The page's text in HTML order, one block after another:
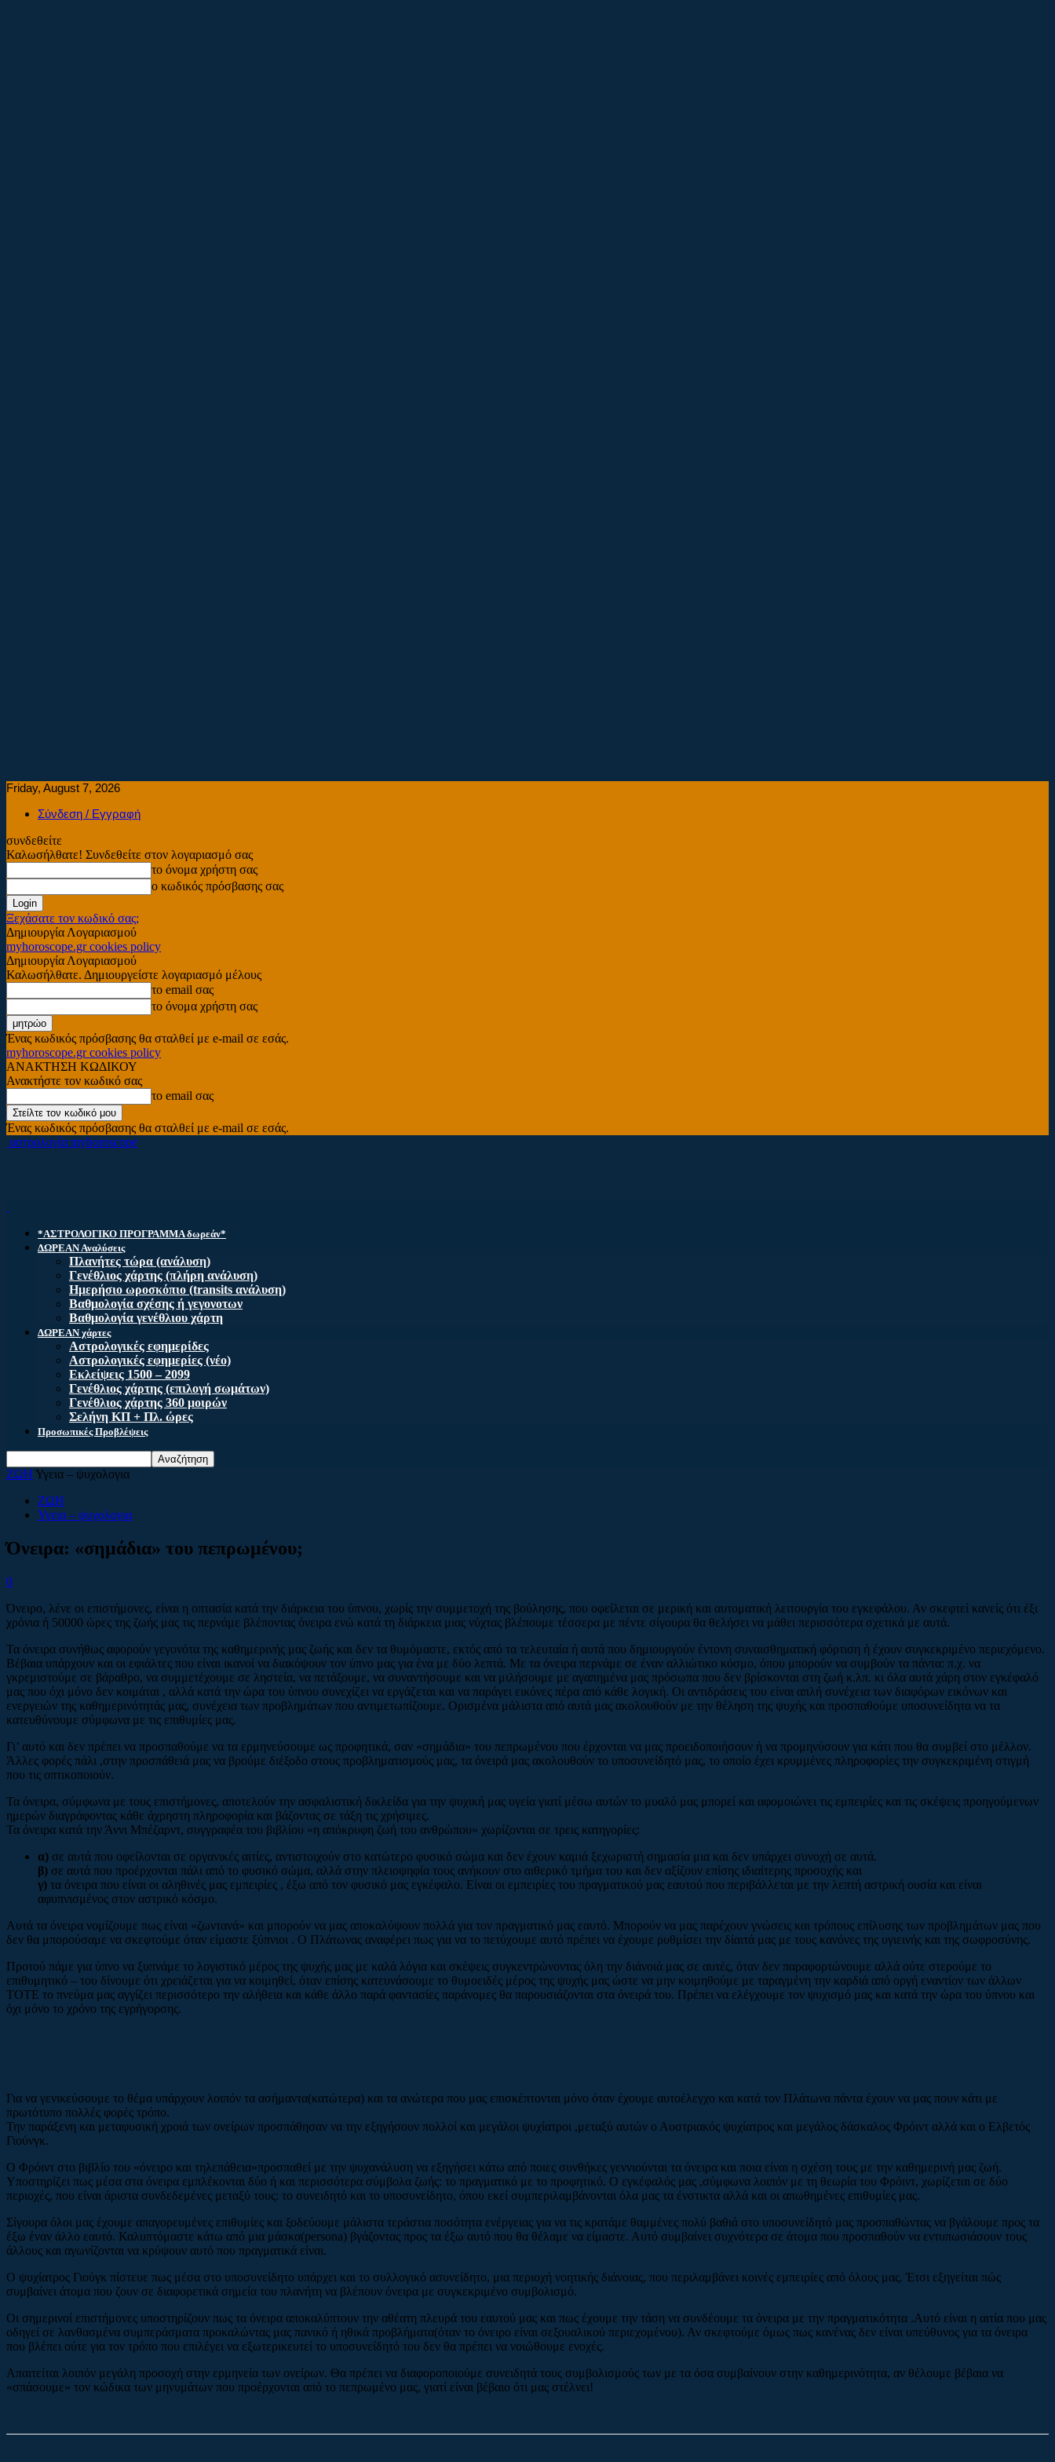
Friday, August 7, 2026
Σύνδεση / Εγγραφή
συνδεθείτε
Καλωσήλθατε! Συνδεθείτε στον λογαριασμό σας
το όνομα χρήστη σας
ο κωδικός πρόσβασης σας
Ξεχάσατε τον κωδικό σας;
Δημιουργία Λογαριασμού
myhoroscope.gr cookies policy
Δημιουργία Λογαριασμού
Καλωσήλθατε. Δημιουργείστε λογαριασμό μέλους
το email σας
το όνομα χρήστη σας
Ένας κωδικός πρόσβασης θα σταλθεί με e-mail σε εσάς.
myhoroscope.gr cookies policy
ΑΝΑΚΤΗΣΗ ΚΩΔΙΚΟΥ
Ανακτήστε τον κωδικό σας
το email σας
Ένας κωδικός πρόσβασης θα σταλθεί με e-mail σε εσάς.
αστρολογία myhoroscope
*ΑΣΤΡΟΛΟΓΙΚΟ ΠΡΟΓΡΑΜΜΑ δωρεάν*
ΔΩΡΕΑΝ Αναλύσεις
Πλανήτες τώρα (ανάλυση)
Γενέθλιος χάρτης (πλήρη ανάλυση)
Ημερήσιο ωροσκόπιο (transits ανάλυση)
Βαθμολογία σχέσης ή γεγονοτων
Βαθμολογία γενέθλιου χάρτη
ΔΩΡΕΑΝ χάρτες
Αστρολογικές εφημερίδες
Αστρολογικές εφημερίες (νέο)
Εκλείψεις 1500 – 2099
Γενέθλιος χάρτης (επιλογή σωμάτων)
Γενέθλιος χάρτης 360 μοιρών
Σελήνη ΚΠ + Πλ. ώρες
Προσωπικές Προβλέψεις
ΖΩΗ Υγεια – ψυχολογια
ΖΩΗ
Υγεια – ψυχολογια
Όνειρα: «σημάδια» του πεπρωμένου;
0
Όνειρο, λένε οι επιστήμονες, είναι η οπτασία κατά την διάρκεια του ύπνου, χωρίς την συμμετοχή της βούλησης, που οφείλεται σε μερική και αυτοματική λειτουργία του εγκεφάλου. Αν σκεφτεί κανείς ότι έξι
χρόνια ή 50000 ώρες της ζωής μας τις περνάμε βλέποντας όνειρα ενώ κατά τη διάρκεια μιας νύχτας βλέπουμε τέσσερα με πέντε σίγουρα θα θελήσει να μάθει περισσότερα σχετικά με αυτά.
Τα όνειρα συνήθως αφορούν γεγονότα της καθημερινής μας ζωής και δεν τα θυμόμαστε, εκτός από τα τελευταία ή αυτά που δημιουργούν έντονη συναισθηματική φόρτιση ή έχουν συγκεκριμένο περιεχόμενο.
Βέβαια υπάρχουν και οι εφιάλτες που είναι ικανοί να διακόψουν τον ύπνο μας για ένα με δύο λεπτά. Με τα όνειρα περνάμε σε έναν αλλιώτικο κόσμο, όπου μπορούν να συμβούν τα πάντα: π.χ. να
γκρεμιστούμε σε βάραθρο, να συμμετέχουμε σε ληστεία, να πετάξουμε, να συναντήσουμε και να μιλήσουμε με αγαπημένα μας πρόσωπα που δεν βρίσκονται στη ζωή κ.λπ. κι όλα αυτά χάρη στον εγκέφαλό
μας που όχι μόνο δεν κοιμάται , αλλά κατά την ώρα του ύπνου συνεχίζει να εργάζεται και να παράγει εικόνες πέρα από κάθε λογική. Οι αντιδράσεις του είναι απλή συνέχεια των διαφόρων εικόνων και
ενεργειών της καθημερινότητάς μας, συνέχεια των προβλημάτων που αντιμετωπίζουμε. Ορισμένα μάλιστα από αυτά μας ακολουθούν με την θέληση της ψυχής και προσπαθούμε υποσυνείδητα να τα
κατευθύνουμε σύμφωνα με τις επιθυμίες μας.
Γι’ αυτό και δεν πρέπει να προσπαθούμε να τα ερμηνεύσουμε ως προφητικά, σαν «σημάδια» του πεπρωμένου που έρχονται να μας προειδοποιήσουν ή να προμηνύσουν για κάτι που θα συμβεί στο μέλλον.
Άλλες φορές πάλι ,στην προσπάθειά μας να βρούμε διέξοδο στους προβληματισμούς μας, τα όνειρά μας ακολουθούν το υποσυνείδητό μας, το οποίο έχει κρυμμένες πληροφορίες την συγκεκριμένη στιγμή
που τις οπτικοποιούν.
Τα όνειρα, σύμφωνα με τους επιστήμονες, αποτελούν την ασφαλιστική δικλείδα για την ψυχική μας υγεία γιατί μέσω αυτών το μυαλό μας μπορεί και αφομοιώνει τις εμπειρίες και τις σκέψεις προηγούμενων
ημερών διαγράφοντας κάθε άχρηστη πληροφορία και βάζοντας σε τάξη τις χρήσιμες.
Τα όνειρα κατά την Άννι Μπέζαρντ, συγγραφέα του βιβλίου «η απόκρυφη ζωή του ανθρώπου» χωρίζονται σε τρεις κατηγορίες:
α) σε αυτά που οφείλονται σε οργανικές αιτίες, αντιστοιχούν στο κατώτερο φυσικό σώμα και δεν έχουν καμιά ξεχωριστή σημασία μια και δεν υπάρχει συνοχή σε αυτά.
β) σε αυτά που προέρχονται πάλι από το φυσικό σώμα, αλλά στην πλειοψηφία τους ανήκουν στο αιθερικό τμήμα του και δεν αξίζουν επίσης ιδιαίτερης προσοχής και
γ) τα όνειρα που είναι οι αληθινές μας εμπειρίες , έξω από τον φυσικό μας εγκέφαλο. Είναι οι εμπειρίες του πραγματικού μας εαυτού που περιβάλλεται με την λεπτή αστρική ουσία και είναι
αφυπνισμένος στον αστρικό κόσμο.
Αυτά τα όνειρα νομίζουμε πως είναι «ζωντανά» και μπορούν να μας αποκαλύψουν πολλά για τον πραγματικό μας εαυτό. Μπορούν να μας παρέχουν γνώσεις και τρόπους επίλυσης των προβλημάτων μας που
δεν θα μπορούσαμε να σκεφτούμε όταν είμαστε ξύπνιοι . Ο Πλάτωνας αναφέρει πως για να το πετύχουμε αυτό πρέπει να έχουμε ρυθμίσει την δίαιτά μας με τους κανόνες της υγιεινής και της σωφροσύνης.
Προτού πάμε για ύπνο να ξυπνάμε το λογιστικό μέρος της ψυχής μας με καλά λόγια και σκέψεις συγκεντρώνοντας όλη την διάνοιά μας σε αυτές, όταν δεν παραφορτώνουμε αλλά ούτε στερούμε το
επιθυμητικό – του δίνουμε ότι χρειάζεται για να κοιμηθεί, όταν επίσης κατευνάσουμε το θυμοειδές μέρος της ψυχής μας ώστε να μην κοιμηθούμε με ταραγμένη την καρδιά από οργή εναντίον των άλλων
ΤΟΤΕ το πνεύμα μας αγγίζει περισσότερο την αλήθεια και κάθε άλλο παρά φαντασίες παράνομες θα παρουσιάζονται στα όνειρά του. Πρέπει να ελέγχουμε τον ψυχισμό μας και κατά την ώρα του ύπνου και
όχι μόνο το χρόνο της εγρήγορσης.
Για να γενικεύσουμε το θέμα υπάρχουν λοιπόν τα ασήμαντα(κατώτερα) και τα ανώτερα που μας επισκέπτονται μόνο όταν έχουμε αυτοέλεγχο και κατά τον Πλάτωνα πάντα έχουν να μας πουν κάτι με
πρωτότυπο πολλές φορές τρόπο.
Την παράξενη και μεταφυσική χροιά των ονείρων προσπάθησαν να την εξηγήσουν πολλοί και μεγάλοι ψυχίατροι ,μεταξύ αυτών ο Αυστριακός ψυχίατρος και μεγάλος δάσκαλος Φρόιντ αλλά και ο Ελβετός
Γιούνγκ.
Ο Φρόιντ στο βιβλίο του «όνειρο και τηλεπάθεια»προσπαθεί με την ψυχανάλυση να εξηγήσει κάτω από ποιες συνθήκες γεννιούνται τα όνειρα και ποια είναι η σχέση τους με την καθημερινή μας ζωή.
Υποστηρίζει πως μέσα στα όνειρα εμπλέκονται δύο ή και περισσότερα σύμβολα ζωής: το πραγματικό με το προφητικό. Ο εγκέφαλός μας ,σύμφωνα λοιπόν με τη θεωρία του Φρόιντ, χωρίζεται σε δύο
περιοχές, που είναι άριστα συνδεδεμένες μεταξύ τους: το συνειδητό και το υποσυνείδητο, όπου εκεί συμπεριλαμβάνονται όλα μας τα ένστικτα αλλά και οι απωθημένες επιθυμίες μας.
Σίγουρα όλοι μας έχουμε απαγορευμένες επιθυμίες και ξοδεύουμε μάλιστα τεράστια ποσότητα ενέργειας για να τις κρατάμε θαμμένες πολύ βαθιά στο υποσυνείδητό μας προσπαθώντας να βγάλουμε προς τα
έξω έναν άλλο εαυτό. Καλυπτόμαστε κάτω από μια μάσκα(persona) βγάζοντας προς τα έξω αυτό που θα θέλαμε να είμαστε. Αυτό συμβαίνει συχνότερα σε άτομα που προσπαθούν να εντυπωσιάσουν τους
άλλους και αγωνίζονται να κρύψουν αυτό που πραγματικά είναι.
Ο ψυχίατρος Γιούγκ πίστευε πως μέσα στο υποσυνείδητο υπάρχει και το συλλογικό ασυνείδητο, μια περιοχή νοητικής διάνοιας, που περιλαμβάνει κοινές εμπειρίες από όλους μας. Έτσι εξηγείται πώς
συμβαίνει άτομα που ζουν σε διαφορετικά σημεία του πλανήτη να βλέπουν όνειρα με συγκεκριμένο συμβολισμό.
Οι σημερινοί επιστήμονες υποστηρίζουν πως τα όνειρα αποκαλύπτουν την αθέατη πλευρά του εαυτού μας και πως έχουμε την τάση να συνδέουμε τα όνειρα με την πραγματικότητα .Αυτό είναι η αιτία που μας
οδηγεί σε λανθασμένα συμπεράσματα προκαλώντας μας πανικό ή ηθικά προβλήματα(όταν το όνειρο είναι σεξουαλικού περιεχομένου). Αν σκεφτούμε όμως πως κανένας δεν είναι υπεύθυνος για τα όνειρα
που βλέπει ούτε για τον τρόπο που επιλέγει να εξωτερικευτεί το υποσυνείδητό του δεν θα πρέπει να νοιώθουμε ενοχές.
Απαιτείται λοιπόν μεγάλη προσοχή στην ερμηνεία των ονείρων. Θα πρέπει να διαφοροποιούμε συνειδητά τους συμβολισμούς των με τα όσα συμβαίνουν στην καθημερινότητα, αν θέλουμε βέβαια να
«σπάσουμε» τον κώδικα των μηνυμάτων που προέρχονται από το πεπρωμένο μας, γιατί είναι βέβαιο ότι μας στέλνει!